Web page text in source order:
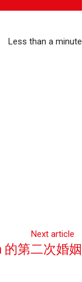
Less than a minute
Next article
的第二次婚姻